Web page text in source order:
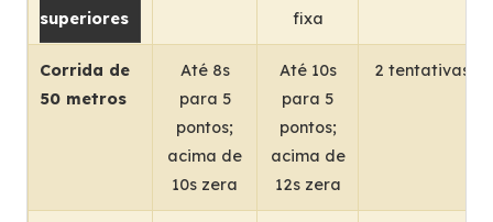
superiores
fixa
Corrida de
50 metros
Até 8s
para 5
pontos;
acima de
10s zera
Até 10s
para 5
pontos;
acima de
12s zera
2 tentativas